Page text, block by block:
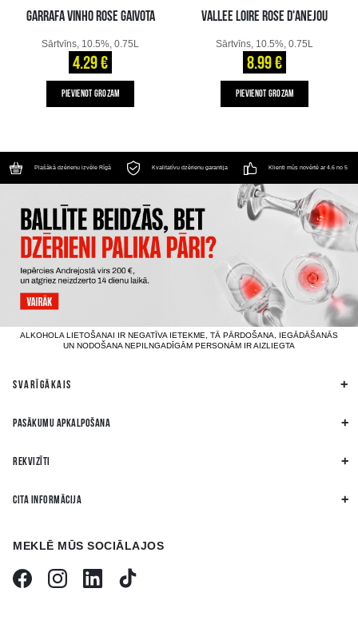
GARRAFA VINHO ROSE GAIVOTA
Sārtvīns, 10.5%, 0.75L
4.29 €
PIEVIENOT GROZAM
VALLEE LOIRE ROSE D'ANEJOU
Sārtvīns, 10.5%, 0.75L
8.99 €
PIEVIENOT GROZAM
Plašākā dzērienu izvēle Rīgā Kvalitatīvu dzērienu garantija Klienti mūs novērtē ar 4.6 no 5
ALKOHOLA LIETOŠANAI IR NEGATĪVA IETEKME, TĀ PĀRDOŠANA, IEGĀDĀŠANĀS
UN NODOŠANA NEPILNGADĪGĀM PERSONĀM IR AIZLIEGTA
SVARĪGĀKAIS
PASĀKUMU APKALPOŠANA
REKVIZĪTI
CITA INFORMĀCIJA
MEKLĒ MŪS SOCIĀLAJOS